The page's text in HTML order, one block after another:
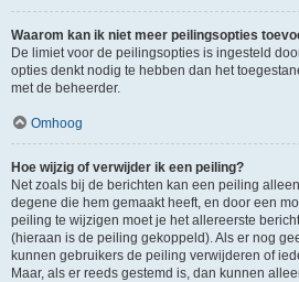
Waarom kan ik niet meer peilingsopties
De limiet voor de peilingsopties is ingesteld
opties denkt nodig te hebben dan het
met de beheerder.
Omhoog
Hoe wijzig of verwijder ik een peiling?
Net zoals bij de berichten kan een peiling
degene die hem gemaakt heeft, en door een
peiling te wijzigen moet je het allereerste
(hieraan is de peiling gekoppeld). Als er nog
kunnen gebruikers de peiling verwijderen of
Maar, als er reeds gestemd is, dan kunnen